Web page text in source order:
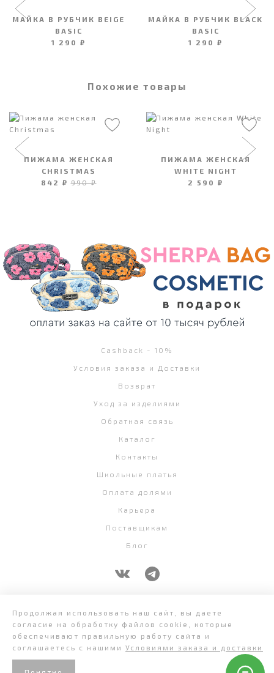
МАЙКА В РУБЧИК BEIGE
BASIC
1 290 ₽
МАЙКА В РУБЧИК BLACK
BASIC
1 290 ₽
Похожие товары
ПИЖАМА ЖЕНСКАЯ
CHRISTMAS
842 ₽990 ₽
ПИЖАМА ЖЕНСКАЯ
WHITE NIGHT
2 590 ₽
Cashback - 10%
Условия заказа и Доставки
Возврат
Уход за изделиями
Обратная связь
Каталог
Контакты
Школьные платья
Оплата долями
Карьера
Поставщикам
Блог
Продолжая использовать наш сайт, вы даете
согласие на обработку файлов cookie, которые
обеспечивают правильную работу сайта и
соглашаетесь с нашими Условиями заказа и доставки